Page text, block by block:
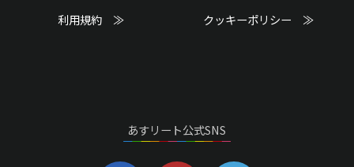
利用規約 ≫ クッキーポリシー ≫
あすリート公式SNS